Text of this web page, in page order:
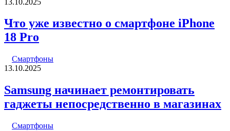
Что уже известно о смартфоне iPhone
18 Pro
Смартфоны
13.10.2025
Samsung начинает ремонтировать
гаджеты непосредственно в магазинах
Смартфоны